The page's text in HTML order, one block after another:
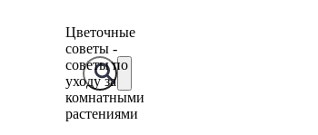
Цветочные
советы -
советы по
уходу за
комнатными
растениями